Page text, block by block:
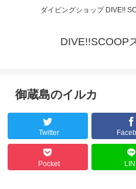
ダイビングショップ DIVE!!
DIVE!!SCOOP
御蔵島のイルカ
Twitter
Pocket